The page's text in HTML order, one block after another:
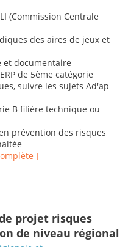
(Commission Centrale
des aires de jeux et
et documentaire
de 5ème catégorie
suivre les sujets Ad'ap
B filière technique ou
prévention des risques
]
projet risques
de niveau régional